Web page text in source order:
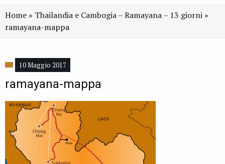
Home » Thailandia e Cambogia – Ramayana – 13 giorni »
ramayana-mappa
10 Maggio 2017
ramayana-mappa